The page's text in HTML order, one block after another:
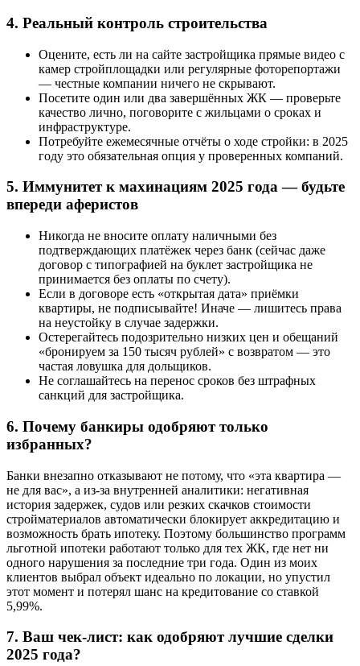
4. Реальный контроль строительства
Оцените, есть ли на сайте застройщика прямые видео с
камер стройплощадки или регулярные фоторепортажи
— честные компании ничего не скрывают.
Посетите один или два завершённых ЖК — проверьте
качество лично, поговорите с жильцами о сроках и
инфраструктуре.
Потребуйте ежемесячные отчёты о ходе стройки: в 2025
году это обязательная опция у проверенных компаний.
5. Иммунитет к махинациям 2025 года — будьте
впереди аферистов
Никогда не вносите оплату наличными без
подтверждающих платёжек через банк (сейчас даже
договор с типографией на буклет застройщика не
принимается без оплаты по счету).
Если в договоре есть «открытая дата» приёмки
квартиры, не подписывайте! Иначе — лишитесь права
на неустойку в случае задержки.
Остерегайтесь подозрительно низких цен и обещаний
«бронируем за 150 тысяч рублей» с возвратом — это
частая ловушка для дольщиков.
Не соглашайтесь на перенос сроков без штрафных
санкций для застройщика.
6. Почему банкиры одобряют только
избранных?
Банки внезапно отказывают не потому, что «эта квартира —
не для вас», а из-за внутренней аналитики: негативная
история задержек, судов или резких скачков стоимости
стройматериалов автоматически блокирует аккредитацию и
возможность брать ипотеку. Поэтому большинство программ
льготной ипотеки работают только для тех ЖК, где нет ни
одного нарушения за последние три года. Один из моих
клиентов выбрал объект идеально по локации, но упустил
этот момент и потерял шанс на кредитование со ставкой
5,99%.
7. Ваш чек-лист: как одобряют лучшие сделки
2025 года?